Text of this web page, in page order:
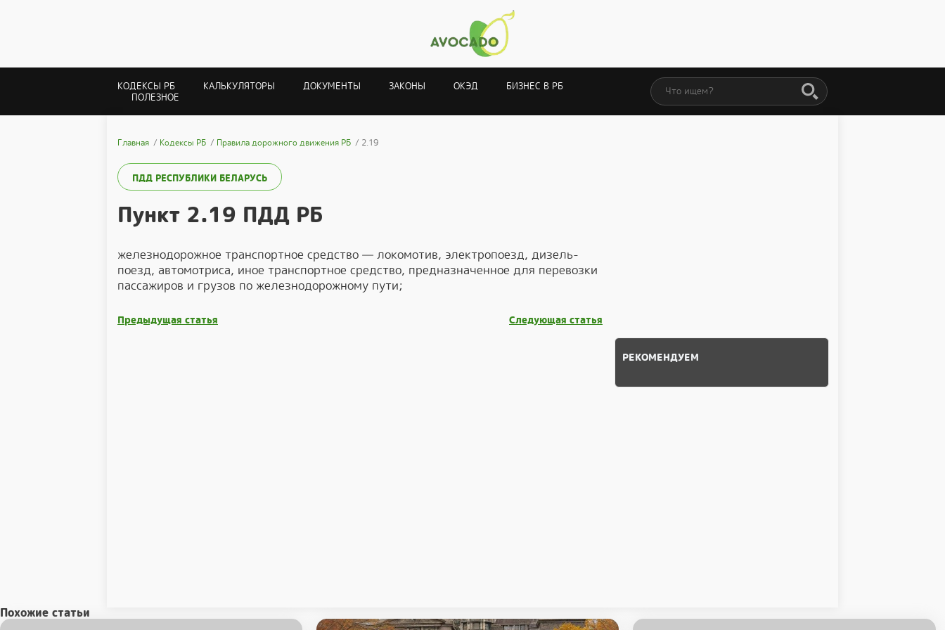
КОДЕКСЫ РБ КАЛЬКУЛЯТОРЫ ДОКУМЕНТЫ ЗАКОНЫ ОКЭД
БИЗНЕС В РБ
ПОЛЕЗНОЕ
Главная Кодексы РБ Правила дорожного движения РБ 2.19
ПДД РЕСПУБЛИКИ БЕЛАРУСЬ
Пункт 2.19 ПДД РБ
железнодорожное транспортное средство — локомотив, электропоезд, дизель-
поезд, автомотриса, иное транспортное средство, предназначенное для перевозки
пассажиров и грузов по железнодорожному пути;
Предыдущая статья Следующая статья
РЕКОМЕНДУЕМ
Похожие статьи